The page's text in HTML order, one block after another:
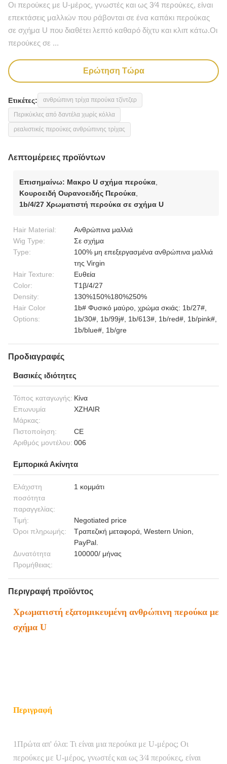
Οι περούκες με U-μέρος, γνωστές και ως 3⁄4 περούκες, είναι
επεκτάσεις μαλλιών που ράβονται σε ένα καπάκι περούκας
σε σχήμα U που διαθέτει λεπτό καθαρό δίχτυ και κλιπ κάτω.Οι
περούκες σε ...
Ερώτηση Τώρα
Ετικέτες: ανθρώπινη τρίχα περούκα τζίντζερ
Περικύκλες από δαντέλα χωρίς κόλλα
ρεαλιστικές περούκες ανθρώπινης τρίχας
Λεπτομέρειες προϊόντων
Επισημαίνω: Μακρο U σχήμα περούκα
Κουροειδή Ουρανοειδής Περούκα
1b/4/27 Χρωματιστή περούκα σε σχήμα U
Hair Material:
Ανθρώπινα μαλλιά
Wig Type:
Σε σχήμα
Type:
100% μη επεξεργασμένα ανθρώπινα μαλλιά
της Virgin
Hair Texture:
Ευθεία
Color:
Τ1β/4/27
Density:
130%150%180%250%
Hair Color
Options:
1b# Φυσικό μαύρο, χρώμα σκιάς: 1b/27#,
1b/30#, 1b/99j#, 1b/613#, 1b/red#, 1b/pink#,
1b/blue#, 1b/gre
Προδιαγραφές
Βασικές ιδιότητες
Τόπος καταγωγής: Κίνα
Επωνυμία
Μάρκας:
XZHAIR
Πιστοποίηση:
CE
Αριθμός μοντέλου: 006
Εμπορικά Ακίνητα
Ελάχιστη
ποσότητα
παραγγελίας:
1 κομμάτι
Τιμή:
Negotiated price
Όροι πληρωμής:
Τραπεζική μεταφορά, Western Union,
PayPal.
Δυνατότητα
Προμήθειας:
100000/ μήνας
Περιγραφή προϊόντος
Χρωματιστή εξατομικευμένη ανθρώπινη περούκα με
σχήμα U
Περιγραφή
1Πρώτα απ' όλα: Τι είναι μια περούκα με U-μέρος; Οι
περούκες με U-μέρος, γνωστές και ως 3⁄4 περούκες, είναι